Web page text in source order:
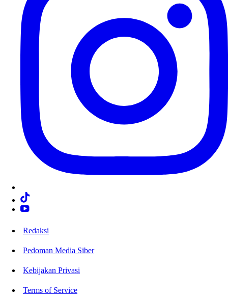
Redaksi
Pedoman Media Siber
Kebijakan Privasi
Terms of Service